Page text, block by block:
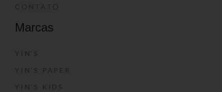
CONTATO
Marcas
YIN’S
YIN’S PAPER
YIN’S KIDS